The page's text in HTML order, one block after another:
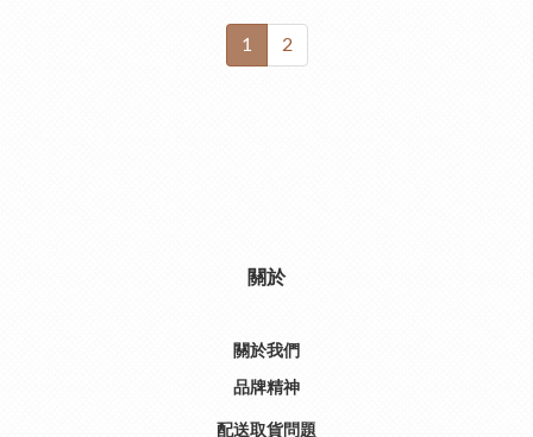
1 2
關於
關於我們
品牌精神
配送取貨問題